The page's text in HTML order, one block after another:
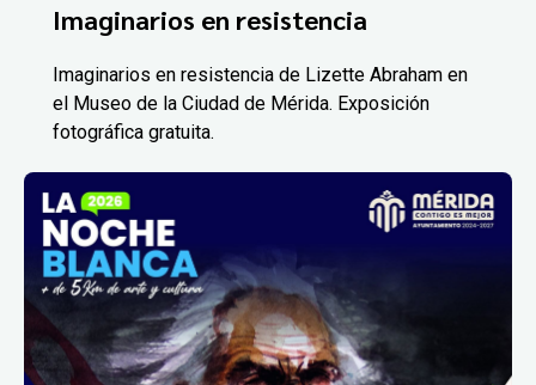
Imaginarios en resistencia
Imaginarios en resistencia de Lizette Abraham en
el Museo de la Ciudad de Mérida. Exposición
fotográfica gratuita.